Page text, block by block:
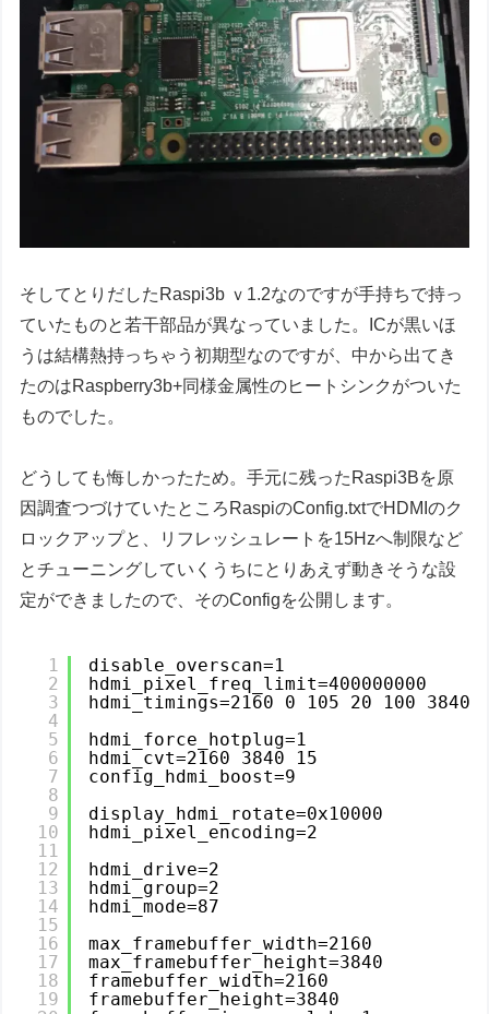
そしてとりだしたRaspi3b ｖ1.2なのですが手持ちで持っ
ていたものと若干部品が異なっていました。ICが黒いほ
うは結構熱持っちゃう初期型なのですが、中から出てき
たのはRaspberry3b+同様金属性のヒートシンクがついた
ものでした。
どうしても悔しかったため。手元に残ったRaspi3Bを原
因調査つづけていたところRaspiのConfig.txtでHDMIのク
ロックアップと、リフレッシュレートを15Hzへ制限など
とチューニングしていくうちにとりあえず動きそうな設
定ができましたので、そのConfigを公開します。
1
2
3
4
5
6
7
8
9
10
11
12
13
14
15
16
17
18
19
disable_overscan=1
hdmi_pixel_freq_limit=400000000
hdmi_timings=2160 0 105 20 100
hdmi_force_hotplug=1
hdmi_cvt=2160 3840 15
config_hdmi_boost=9
display_hdmi_rotate=0x10000
hdmi_pixel_encoding=2
hdmi_drive=2
hdmi_group=2
hdmi_mode=87
max_framebuffer_width=2160
max_framebuffer_height=3840
framebuffer_width=2160
framebuffer_height=3840